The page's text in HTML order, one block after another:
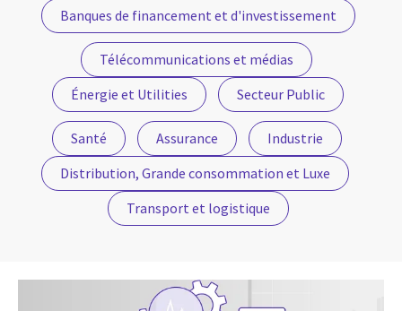
Banques de financement et d'investissement
Télécommunications et médias
Énergie et Utilities
Secteur Public
Santé Assurance
Industrie
Distribution, Grande consommation et Luxe
Transport et logistique